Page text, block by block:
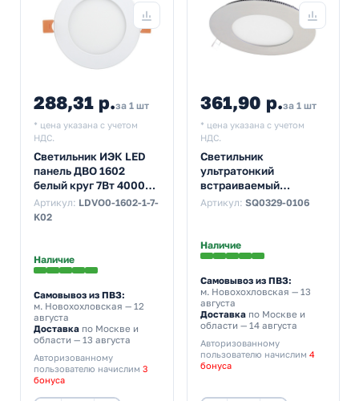
288,31 р.за 1 шт
* цена указана с учетом
НДС.
Светильник ИЭК LED
панель ДВО 1602
белый круг 7Вт 4000K
IP20 120x20mm
Артикул: LDVO0-1602-1-7-
K02
Наличие
Самовывоз из ПВЗ:
м. Новохохловская — 12
августа
Доставка по Москве и
области — 13 августа
Авторизованному
пользователю начислим 3
бонуса
361,90 р.за 1 шт
* цена указана с учетом
НДС.
Светильник
ультратонкий
встраиваемый
светодиодный TDM
Артикул: SQ0329-0106
Наличие
Самовывоз из ПВЗ:
м. Новохохловская — 13
августа
Доставкапо Москве и
области — 14 августа
Авторизованному
пользователю начислим 4
бонуса